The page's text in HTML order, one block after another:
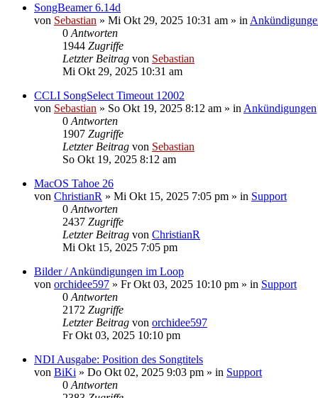
SongBeamer 6.14d
von Sebastian » Mi Okt 29, 2025 10:31 am » in
0 Antworten
1944 Zugriffe
Letzter Beitrag von Sebastian
Mi Okt 29, 2025 10:31 am
CCLI SongSelect Timeout 12002
von Sebastian » So Okt 19, 2025 8:12 am » in Ankündigungen
0 Antworten
1907 Zugriffe
Letzter Beitrag von Sebastian
So Okt 19, 2025 8:12 am
MacOS Tahoe 26
von ChristianR » Mi Okt 15, 2025 7:05 pm » in Support
0 Antworten
2437 Zugriffe
Letzter Beitrag von ChristianR
Mi Okt 15, 2025 7:05 pm
Bilder / Ankündigungen im Loop
von orchidee597 » Fr Okt 03, 2025 10:10 pm » in Support
0 Antworten
2172 Zugriffe
Letzter Beitrag von orchidee597
Fr Okt 03, 2025 10:10 pm
NDI Ausgabe: Position des Songtitels
von BiKi » Do Okt 02, 2025 9:03 pm » in Support
0 Antworten